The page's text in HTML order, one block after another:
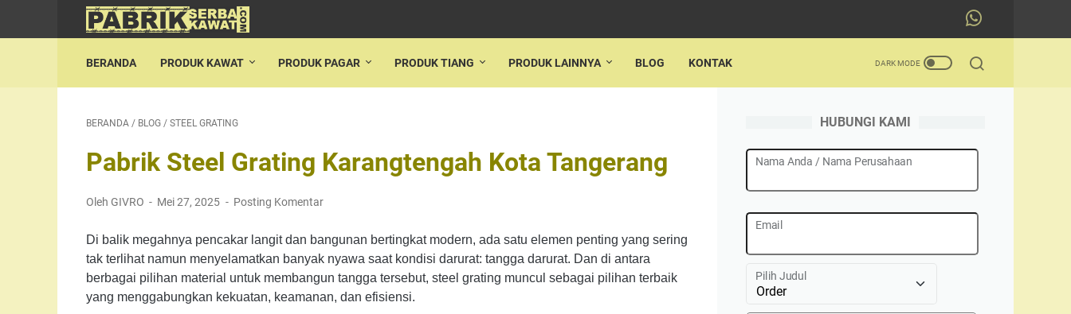
BERANDA PRODUK KAWAT PRODUK PAGAR PRODUK TIANG PRODUK LAINNYA BLOG KONTAK
BERANDA / BLOG / STEEL GRATING
Pabrik Steel Grating Karangtengah Kota Tangerang
Oleh GIVRO Mei 27, 2025 Posting Komentar
Di balik megahnya pencakar langit dan bangunan bertingkat modern, ada satu elemen penting yang sering
tak terlihat namun menyelamatkan banyak nyawa saat kondisi darurat: tangga darurat. Dan di antara
berbagai pilihan material untuk membangun tangga tersebut, steel grating muncul sebagai pilihan terbaik
yang menggabungkan kekuatan, keamanan, dan efisiensi.
HUBUNGI KAMI
Nama Anda / Nama Perusahaan
Email
Pilih Judul